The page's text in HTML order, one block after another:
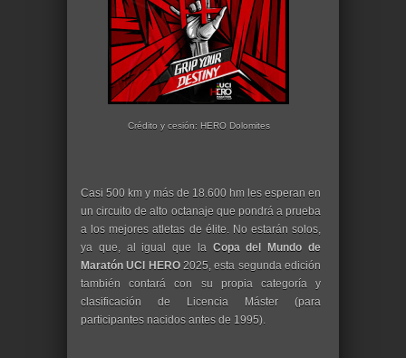
Crédito y cesión: HERO Dolomites
Casi 500 km y más de 18.600 hm les esperan en
un circuito de alto octanaje que pondrá a prueba
a los mejores atletas de élite. No estarán solos,
ya que, al igual que la Copa del Mundo de
Maratón UCI HERO2025, esta segunda edición
también contará con su propia categoría y
clasificación de Licencia Máster (para
participantes nacidos antes de 1995).